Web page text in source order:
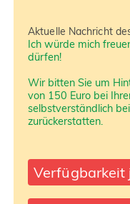
Aktuelle Nachricht
Ich würde mich
dürfen!
Wir bitten Sie um
von 150 Euro bei
selbstverständlich
zurückerstatten.
Verfügbarkeit